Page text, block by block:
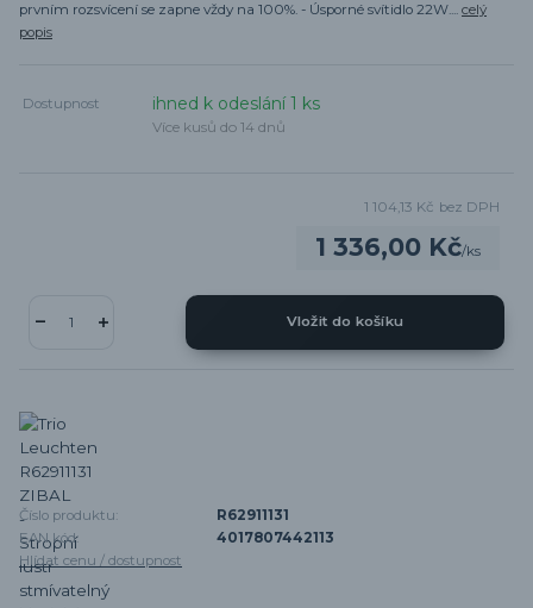
prvním rozsvícení se zapne vždy na 100%. - Úsporné svítidlo 22W.... celý
popis
Dostupnost ihned k odeslání 1 ks
Více kusů do 14 dnů
1 336,00 Kč/ks
1 104,13 Kč bez DPH
Vložit do košíku
Číslo produktu:
R62911131
EAN kód:
4017807442113
Hlídat cenu / dostupnost